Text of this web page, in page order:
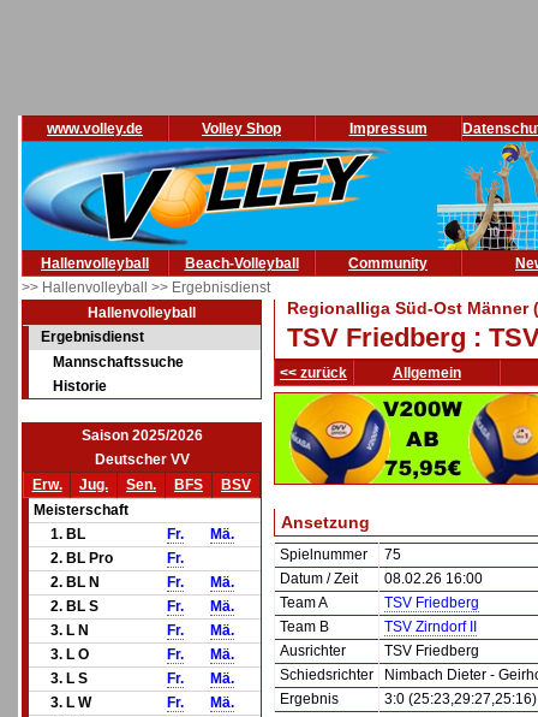
www.volley.de Volley Shop Impressum
Hallenvolleyball Beach-Volleyball Community
>> Hallenvolleyball >> Ergebnisdienst
Hallenvolleyball
Ergebnisdienst
Mannschaftssuche
Historie
Saison 2025/2026
Deutscher VV
Erw.
Jug. Sen. BFS
BSV
Meisterschaft
1. BL
Fr.
Mä.
2. BL Pro
Fr.
2. BL N
Fr.
Mä.
2. BL S
Fr.
Mä.
3. L N
Fr.
Mä.
3. L O
Fr.
Mä.
3. L S
Fr.
Mä.
3. L W
Fr.
Mä.
Regionalliga Süd-Ost Männer
TSV Friedberg :
<< zurück Allgemein
Ansetzung
Spielnummer
75
Datum / Zeit
08.02.26 16:00
Team A
TSV Friedberg
Team B
TSV Zirndorf II
Ausrichter
TSV Friedberg
Schiedsrichter
Nimbach Dieter -
Ergebnis
3:0 (25:23,29:27,25:16)